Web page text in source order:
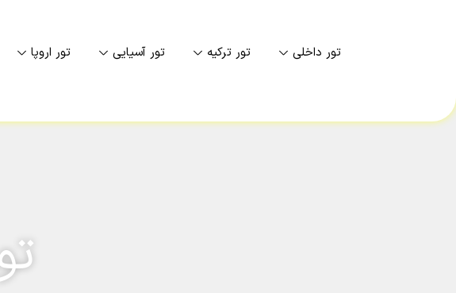
تور داخلی تور ترکیه تور آسیایی تور اروپا